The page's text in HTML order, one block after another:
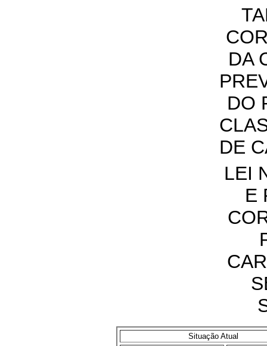
DA
DO
DE
LEI
E
Situação Atual